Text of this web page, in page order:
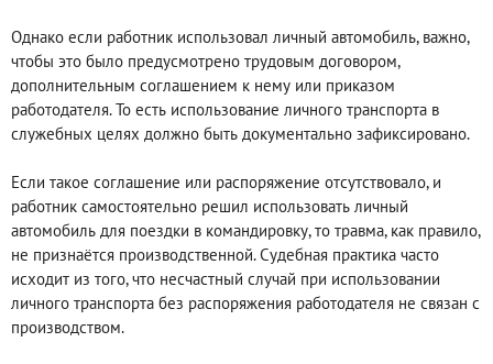
Однако если работник использовал личный автомобиль, важно,
чтобы это было предусмотрено трудовым договором,
дополнительным соглашением к нему или приказом
работодателя. То есть использование личного транспорта в
служебных целях должно быть документально зафиксировано.
Если такое соглашение или распоряжение отсутствовало, и
работник самостоятельно решил использовать личный
автомобиль для поездки в командировку, то травма, как правило,
не признаётся производственной. Судебная практика часто
исходит из того, что несчастный случай при использовании
личного транспорта без распоряжения работодателя не связан с
производством.